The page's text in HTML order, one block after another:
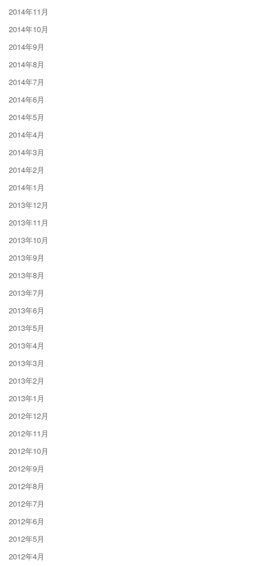
2014年11月
2014年10月
2014年9月
2014年8月
2014年7月
2014年6月
2014年5月
2014年4月
2014年3月
2014年2月
2014年1月
2013年12月
2013年11月
2013年10月
2013年9月
2013年8月
2013年7月
2013年6月
2013年5月
2013年4月
2013年3月
2013年2月
2013年1月
2012年12月
2012年11月
2012年10月
2012年9月
2012年8月
2012年7月
2012年6月
2012年5月
2012年4月